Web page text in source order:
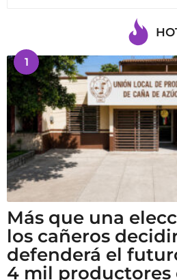
1
Más que una
los cañeros
defenderá el
4 mil productores